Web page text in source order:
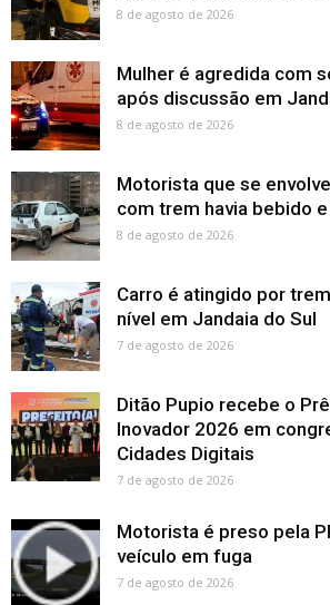
8 de agosto de 2026
Mulher é agredida com
após discussão em
8 de agosto de 2026
Motorista que se
com trem havia bebido
8 de agosto de 2026
Carro é atingido por
nível em Jandaia do Sul
7 de agosto de 2026
Ditão Pupio recebe o
Inovador 2026 em
Cidades Digitais
7 de agosto de 2026
Motorista é preso pela
veículo em fuga
7 de agosto de 2026